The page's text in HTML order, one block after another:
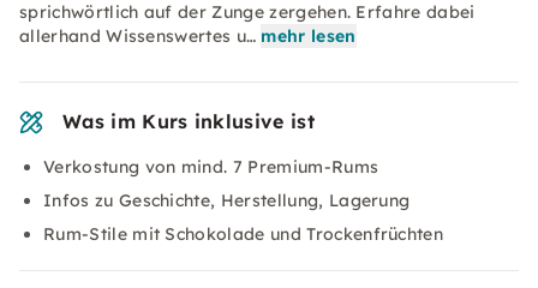
sprichwörtlich auf der Zunge zergehen. Erfahre dabei
allerhand Wissenswertes u… mehr lesen
Was im Kurs inklusive ist
Verkostung von mind. 7 Premium-Rums
Infos zu Geschichte, Herstellung, Lagerung
Rum-Stile mit Schokolade und Trockenfrüchten